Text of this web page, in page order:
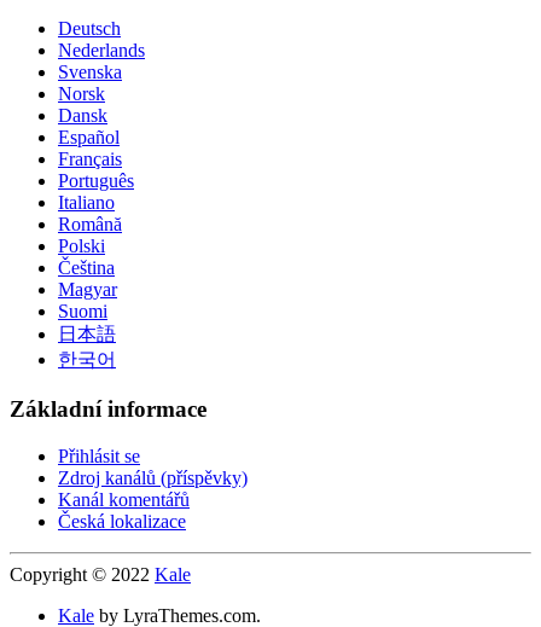
Deutsch
Nederlands
Svenska
Norsk
Dansk
Español
Français
Português
Italiano
Română
Polski
Čeština
Magyar
Suomi
日本語
한국어
Základní informace
Přihlásit se
Zdroj kanálů (příspěvky)
Kanál komentářů
Česká lokalizace
Copyright © 2022 Kale
Kale by LyraThemes.com.